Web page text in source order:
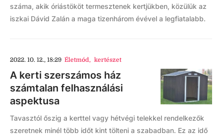
száma, akik óriástököt termesztenek kertjükben, közülük az
iszkai Dávid Zalán a maga tizenhárom évével a legfiatalabb.
2022. 10. 12., 18:29 Életmód, kertészet
A kerti szerszámos ház
számtalan felhasználási
aspektusa
Tavasztól őszig a kerttel vagy hétvégi telekkel rendelkezők
szeretnek minél több időt kint tölteni a szabadban. Ez az idő